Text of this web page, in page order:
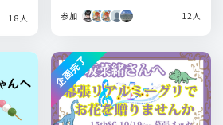
18人 参加 12人
企画完了